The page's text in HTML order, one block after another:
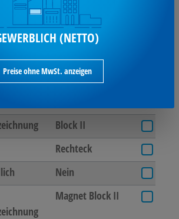
Nein
55 x 22 x 8 mm (B x
10 St./Pack.
Block II
Rechteck
Nein
Magnet Block II
(NETTO)
Preise ohne MwSt. anzeigen